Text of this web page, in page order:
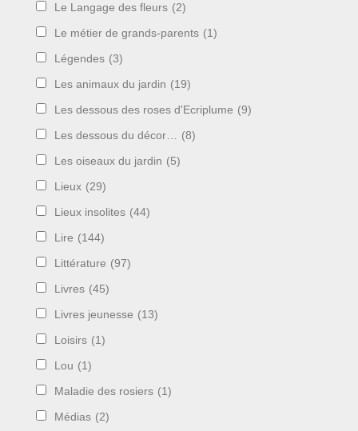
Le Langage des fleurs (2)
Le métier de grands-parents (1)
Légendes (3)
Les animaux du jardin (19)
Les dessous des roses d'Ecriplume (9)
Les dessous du décor… (8)
Les oiseaux du jardin (5)
Lieux (29)
Lieux insolites (44)
Lire (144)
Littérature (97)
Livres (45)
Livres jeunesse (13)
Loisirs (1)
Lou (1)
Maladie des rosiers (1)
Médias (2)